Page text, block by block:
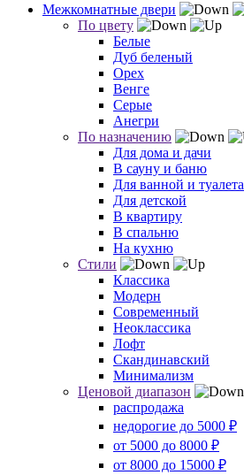
Межкомнатные двери
По цвету
Белые
Дуб беленый
Орех
Венге
Серые
Анегри
По назначению
Для дома и дачи
В сауну и баню
Для ванной и туалета
Для детской
В квартиру
В спальню
На кухню
Стили
Классика
Модерн
Современный
Неоклассика
Лофт
Скандинавский
Минимализм
Ценовой диапазон
распродажа
недорогие до 5000 ₽
от 5000 до 8000 ₽
от 8000 до 15000 ₽